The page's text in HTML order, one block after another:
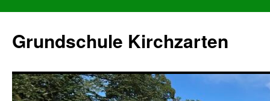
Grundschule Kirchzarten